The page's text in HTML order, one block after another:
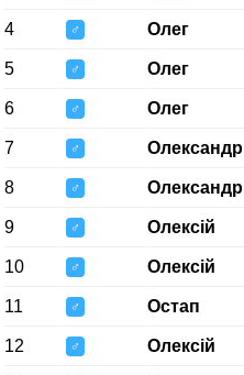
4 ♂ Олег
5 ♂ Олег
6 ♂ Олег
7 ♂ Олександр
8 ♂ Олександр
9 ♂ Олексій
10 ♂ Олексій
11 ♂ Остап
12 ♂ Олексій